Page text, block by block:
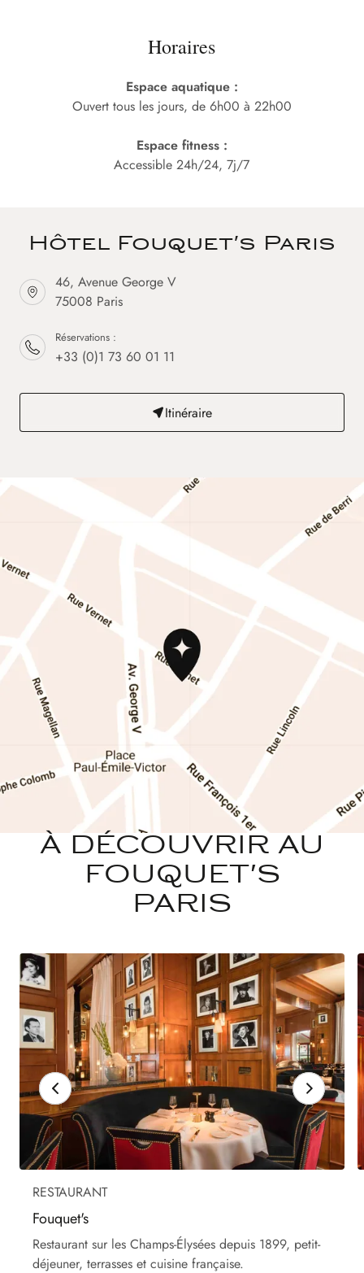
Horaires
Espace aquatique :
Ouvert tous les jours, de 6h00 à 22h00
Espace fitness :
Accessible 24h/24, 7j/7
Hôtel Fouquet's Paris
46, Avenue George V
75008 Paris
Réservations :
+33 (0)1 73 60 01 11
Itinéraire
À DÉCOUVRIR AU
FOUQUET'S
PARIS
RESTAURANT
Fouquet's
Restaurant sur les Champs-Élysées depuis 1899, petit-
déjeuner, terrasses et cuisine française.